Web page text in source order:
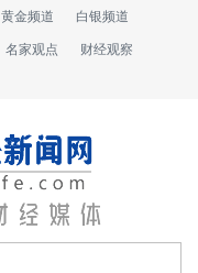
黄金频道 白银频道
名家观点 财经观察